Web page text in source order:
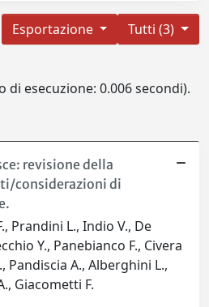
Tutti (3)
Esportazione
di esecuzione: 0.006 secondi).
revisione della
considerazioni di
Prandini L., Indio V., De
Y., Panebianco F., Civera
Pandiscia A., Alberghini L.,
Giacometti F.